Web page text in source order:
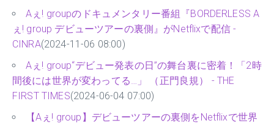
Aぇ! groupのドキュメンタリー番組『BORDERLESS A
ぇ! group デビューツアーの裏側』がNetflixで配信 -
CINRA(2024-11-06 08:00)
Aぇ! group“デビュー発表の日”の舞台裏に密着！「2時
間後には世界が変わってる…」 （正門良規） - THE
FIRST TIMES(2024-06-04 07:00)
【Aぇ! group】デビューツアーの裏側をNetflixで世界